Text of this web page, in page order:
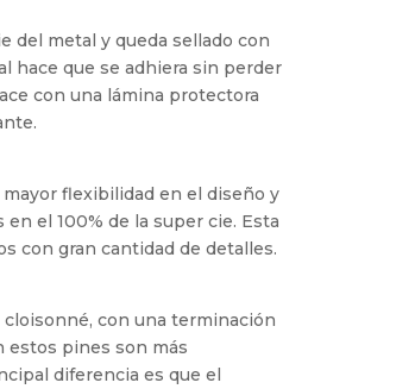
del metal y queda sellado con
hace que se adhiera sin perder
con una lámina protectora
flexibilidad en el diseño y
el 100% de la super cie. Esta
con gran cantidad de detalles.
con una terminación
estos pines son más
diferencia es que el